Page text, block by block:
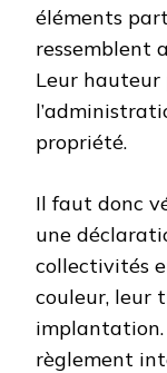
éléments
ressemblent
Leur
propriété.
Il faut donc
une
collectivités
couleur, leur
implantation.
règlement